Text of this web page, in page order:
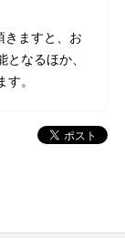
きますと、お
なるほか、
。